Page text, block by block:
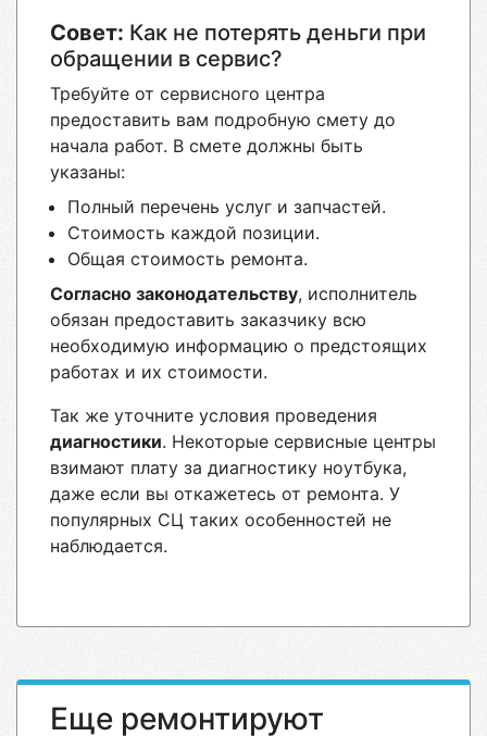
Совет: Как не потерять деньги при
обращении в сервис?
Требуйте от сервисного центра
предоставить вам подробную смету до
начала работ. В смете должны быть
указаны:
Полный перечень услуг и запчастей.
Стоимость каждой позиции.
Общая стоимость ремонта.
Согласно законодательству, исполнитель
обязан предоставить заказчику всю
необходимую информацию о предстоящих
работах и их стоимости.
Так же уточните условия проведения
диагностики. Некоторые сервисные центры
взимают плату за диагностику ноутбука,
даже если вы откажетесь от ремонта. У
популярных СЦ таких особенностей не
наблюдается.
Еще ремонтируют